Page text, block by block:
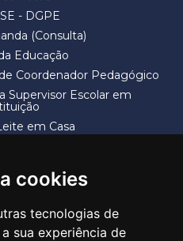
cookies
tecnologias de
sua experiência de
- DGPE
(Consulta)
Educação
Coordenador Pedagógico
Supervisor Escolar em
em Casa